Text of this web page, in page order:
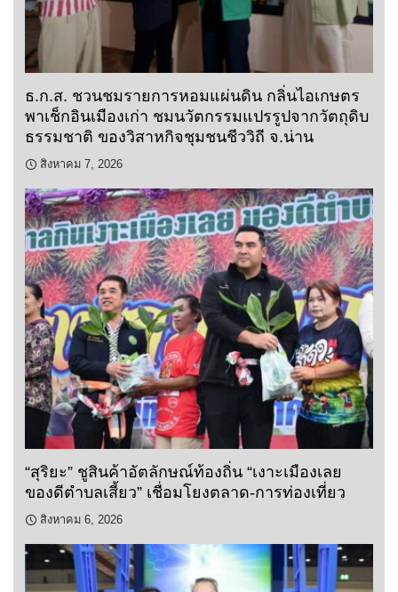
ธ.ก.ส. ชวนชมรายการหอมแผ่นดิน กลิ่นไอเกษตร
พาเช็กอินเมืองเก่า ชมนวัตกรรมแปรรูปจากวัตถุดิบ
ธรรมชาติ ของวิสาหกิจชุมชนชีววิถี จ.น่าน
สิงหาคม 7, 2026
“สุริยะ” ชูสินค้าอัตลักษณ์ท้องถิ่น “เงาะเมืองเลย
ของดีตำบลเสี้ยว” เชื่อมโยงตลาด-การท่องเที่ยว
สิงหาคม 6, 2026